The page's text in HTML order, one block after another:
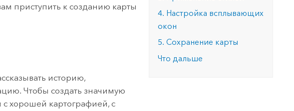
приступить к созданию карты
историю,
Чтобы создать значимую
хорошей картографией, с
4. Настройка всплывающих
окон
5. Сохранение карты
Что дальше